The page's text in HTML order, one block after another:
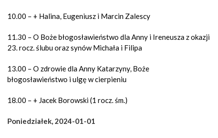
10.00 – + Halina, Eugeniusz i Marcin Zalescy
11.30 – O Boże błogosławieństwo dla Anny i Ireneusza z okazji
23. rocz. ślubu oraz synów Michała i Filipa
13.00 – O zdrowie dla Anny Katarzyny, Boże
błogosławieństwo i ulgę w cierpieniu
18.00 – + Jacek Borowski (1 rocz. śm.)
Poniedziałek, 2024-01-01